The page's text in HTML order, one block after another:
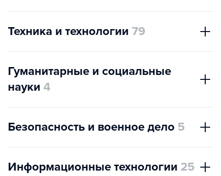
Техника и технологии 79
Гуманитарные и социальные
науки 4
Безопасность и военное дело 5
Информационные технологии 25